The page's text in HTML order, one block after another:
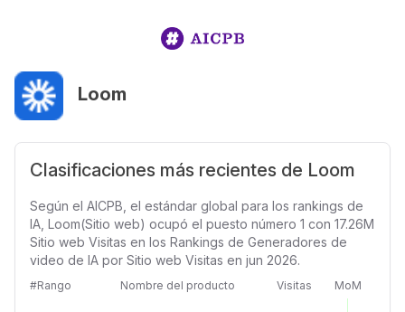
Loom
Clasificaciones más recientes de Loom
Según el AICPB, el estándar global para los rankings de
IA, Loom(Sitio web) ocupó el puesto número 1 con 17.26M
Sitio web Visitas en los Rankings de Generadores de
video de IA por Sitio web Visitas en jun 2026.
#Rango Nombre del producto Visitas MoM